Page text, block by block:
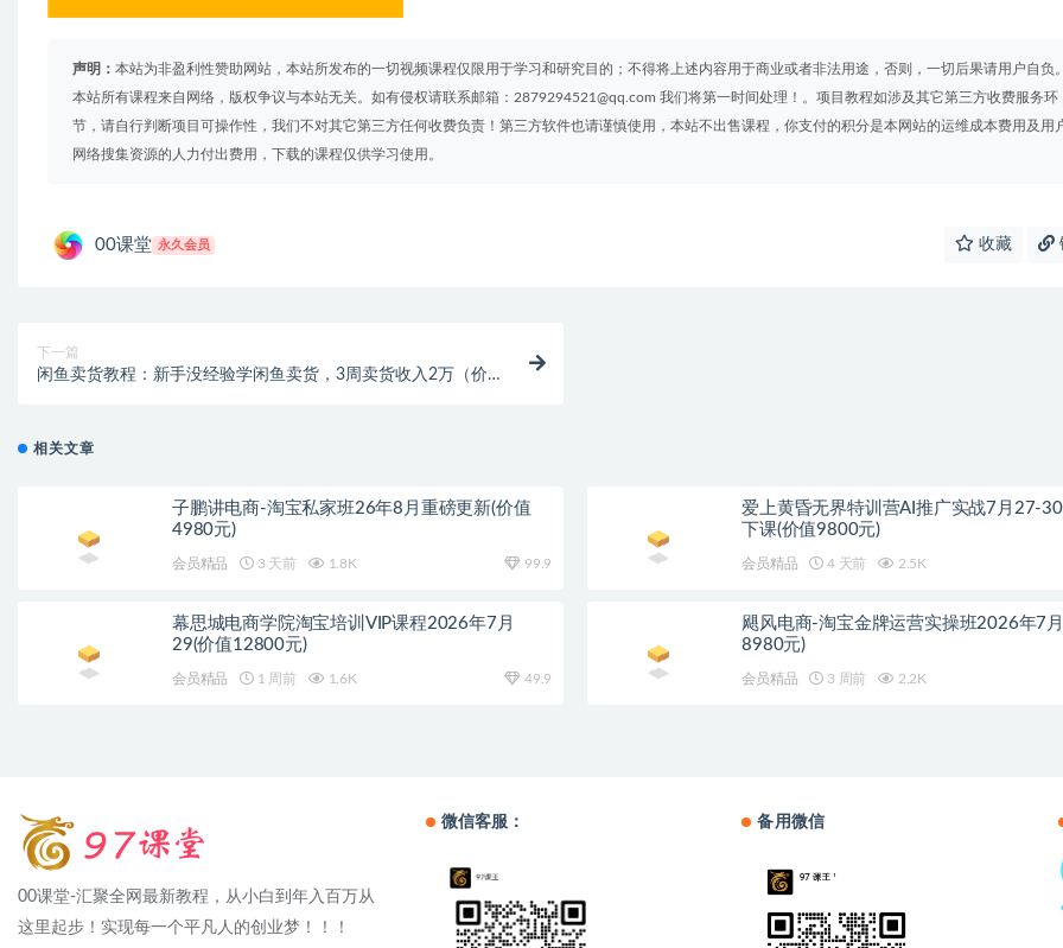
声明： 本站为非盈利性赞助网站，本站所发布的一切视频课程仅限用于学习和研究目的；不得将上述内容用于商业或者非法用途，否则，一切后果请用户自负。
本站所有课程来自网络，版权争议与本站无关。如有侵权请联系邮箱：2879294521@qq.com 我们将第一时间处理！。项目教程如涉及其它第三方收费服务环
节，请自行判断项目可操作性，我们不对其它第三方任何收费负责！第三方软件也请谨慎使用，本站不出售课程，你支付的积分是本网站的运维成本费用及用
网络搜集资源的人力付出费用，下载的课程仅供学习使用。
00课堂 永久会员 收藏
下一篇
闲鱼卖货教程：新手没经验学闲鱼卖货，3周卖货收入2万（价值
相关文章
子鹏讲电商-淘宝私家班26年8月重磅更新(价值
4980元)
会员精品 3 天前 1.8K 99.9
爱上黄昏无界特训营AI推广实战7月27-
下课(价值9800元)
会员精品 4 天前 2.5K
幕思城电商学院淘宝培训VIP课程2026年7月
29(价值12800元)
会员精品 1 周前 1.6K 49.9
飓风电商-淘宝金牌运营实操班2026年7
8980元)
会员精品 3 周前 2.2K
00课堂-汇聚全网最新教程，从小白到年入百万从
这里起步！实现每一个平凡人的创业梦！！！
微信客服： 备用微信